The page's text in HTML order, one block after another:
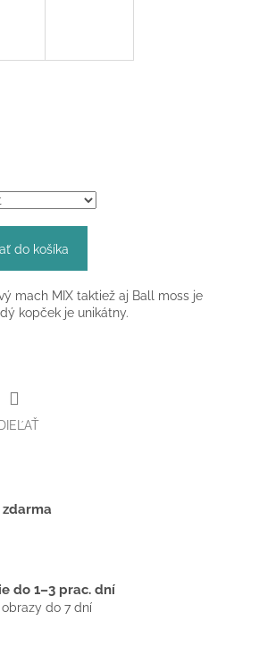
do košíka
mach MIX taktiež aj Ball moss je
kopček je unikátny.
do 1–3 prac. dní
do 7 dní